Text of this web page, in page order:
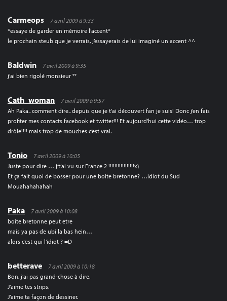
Carmeops
7 avril 2009 à 9:33
*essaye de garder en mémoire l’accent*
le prochain steub que je verrais, j’essayerais de lui imaginé un accent ^^
Baldwin
7 avril 2009 à 9:35
j’ai bien rigolé monsieur °°
Cath_woman
7 avril 2009 à 9:57
Ah Paka.. comment dire.. depuis que je t’ai découvert fan je suis! Donc j’en fais
profiter mes contacts facebook et twitter!!! Et aujourd’hui cette vidéo… trop
drôle!!!! mais trop de mouches c’est vrai.
Tonio
7 avril 2009 à 10:05
Juste pour dire … j’t’ai vu sur France 2 !!!!!!!!!!!!!!!!!x)
Et ça fait quoi de bosser pour une boîte bretonne? …idiot du Sud
Mouahahahahah
Paka
7 avril 2009 à 10:08
boite bretonne peut etre
mais ya pas de ubi la bas hein…
alors c’est qui l’idiot ? =D
betterave
7 avril 2009 à 10:18
Bon, j’ai pas grand-chose à dire.
J’aime tes strips.
J’aime ta façon de dessiner.